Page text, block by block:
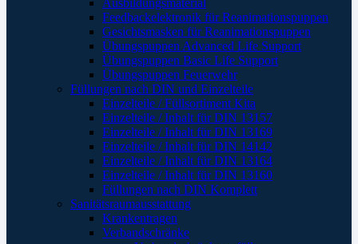
Ausbildungsmaterial
Feedbackelektronik für Reanimationspuppen
Gesichtsmasken für Reanimationspuppen
Übungspuppen Advanced Life Support
Übungspuppen Basic Life Support
Übungspuppen Feuerwehr
Füllungen nach DIN und Einzelteile
Einzelteile / Füllsortiment Kita
Einzelteile / Inhalt für DIN 13157
Einzelteile / Inhalt für DIN 13169
Einzelteile / Inhalt für DIN 14142
Einzelteile / Inhalt für DIN 13164
Einzelteile / Inhalt für DIN 13160
Füllungen nach DIN Komplett
Sanitätsraumausstattung
Krankentragen
Verbandschränke